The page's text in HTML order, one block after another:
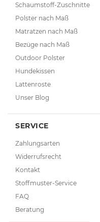
Schaumstoff-Zuschnitte
Polster nach Maß
Matratzen nach Maß
Bezüge nach Maß
Outdoor Polster
Hundekissen
Lattenroste
Unser Blog
SERVICE
Zahlungsarten
Widerrufsrecht
Kontakt
Stoffmuster-Service
FAQ
Beratung